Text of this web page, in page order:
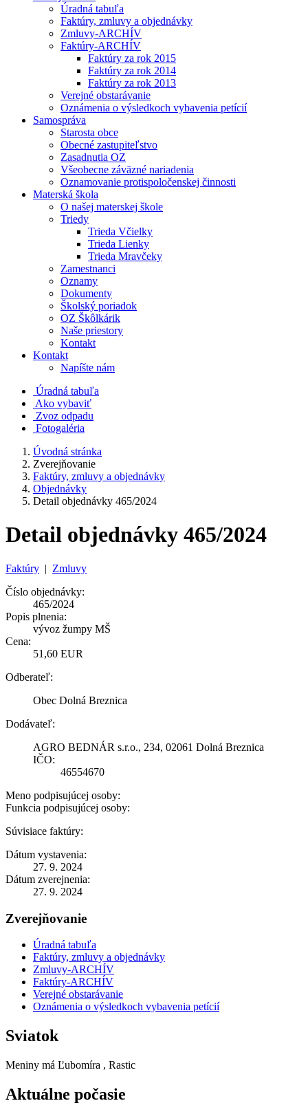
Úradná tabuľa
Faktúry, zmluvy a objednávky
Zmluvy-ARCHÍV
Faktúry-ARCHÍV
Faktúry za rok 2015
Faktúry za rok 2014
Faktúry za rok 2013
Verejné obstarávanie
Oznámenia o výsledkoch vybavenia petícií
Samospráva
Starosta obce
Obecné zastupiteľstvo
Zasadnutia OZ
Všeobecne záväzné nariadenia
Oznamovanie protispoločenskej činnosti
Materská škola
O našej materskej škole
Triedy
Trieda Včielky
Trieda Lienky
Trieda Mravčeky
Zamestnanci
Oznamy
Dokumenty
Školský poriadok
OZ Škôlkárik
Naše priestory
Kontakt
Kontakt
Napíšte nám
Úradná tabuľa
Ako vybaviť
Zvoz odpadu
Fotogaléria
Úvodná stránka
Zverejňovanie
Faktúry, zmluvy a objednávky
Objednávky
Detail objednávky 465/2024
Detail objednávky 465/2024
Faktúry | Zmluvy
Číslo objednávky:
465/2024
Popis plnenia:
vývoz žumpy MŠ
Cena:
51,60 EUR
Odberateľ:
Obec Dolná Breznica
Dodávateľ:
AGRO BEDNÁR s.r.o., 234, 02061 Dolná Breznica
IČO:
46554670
Meno podpisujúcej osoby:
Funkcia podpisujúcej osoby:
Súvisiace faktúry:
Dátum vystavenia:
27. 9. 2024
Dátum zverejnenia:
27. 9. 2024
Zverejňovanie
Úradná tabuľa
Faktúry, zmluvy a objednávky
Zmluvy-ARCHÍV
Faktúry-ARCHÍV
Verejné obstarávanie
Oznámenia o výsledkoch vybavenia petícií
Sviatok
Meniny má Ľubomíra , Rastic
Aktuálne počasie